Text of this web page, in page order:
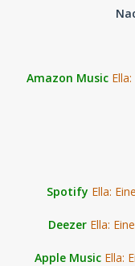
Amazon Music
Spotify Ella:
Deezer Ella:
Apple Music Ella: